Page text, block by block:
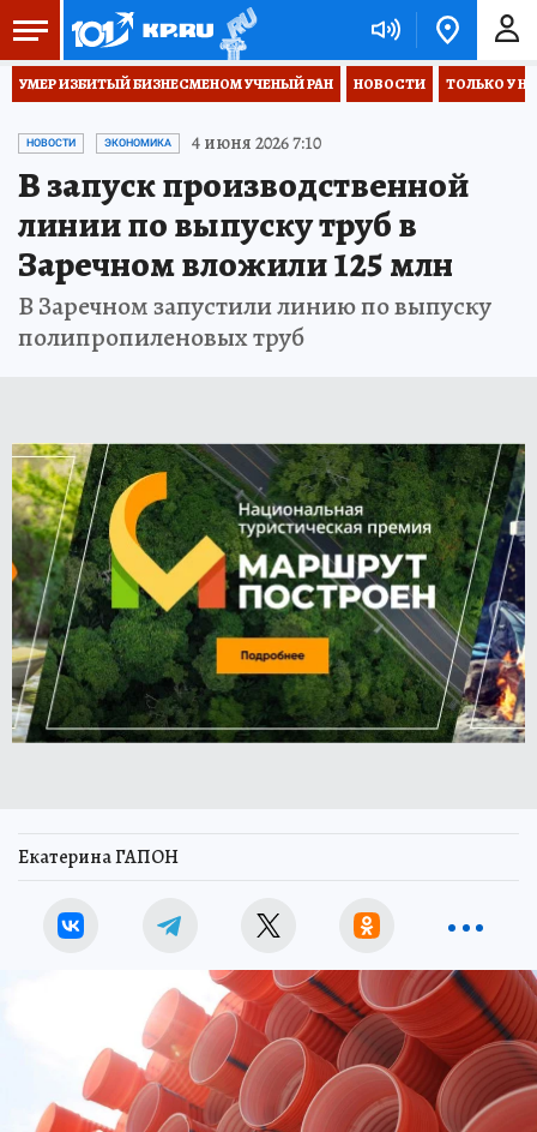
УМЕР ИЗБИТЫЙ БИЗНЕСМЕНОМ УЧЕНЫЙ РАН НОВОСТИ ТОЛЬКО У
НОВОСТИ ЭКОНОМИКА 4 июня 2026 7:10
В запуск производственной
линии по выпуску труб в
Заречном вложили 125 млн
В Заречном запустили линию по выпуску
полипропиленовых труб
Екатерина ГАПОН